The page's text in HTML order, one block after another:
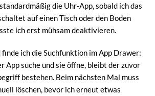
die Uhr-App, sobald ich das
auf einen Tisch oder den Boden
ich erst mühsam deaktivieren.
ich die Suchfunktion im App Drawer:
App suche und sie öffne, bleibt der zuvor
bestehen. Beim nächsten Mal muss
löschen, bevor ich erneut etwas